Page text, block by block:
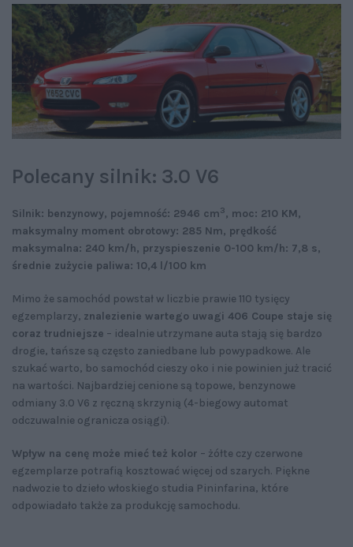
Polecany silnik: 3.0 V6
Silnik: benzynowy, pojemność: 2946 cm3, moc: 210 KM,
maksymalny moment obrotowy: 285 Nm, prędkość
maksymalna: 240 km/h, przyspieszenie 0-100 km/h: 7,8 s,
średnie zużycie paliwa: 10,4 l/100 km
Mimo że samochód powstał w liczbie prawie 110 tysięcy
egzemplarzy, znalezienie wartego uwagi 406 Coupe staje się
coraz trudniejsze – idealnie utrzymane auta stają się bardzo
drogie, tańsze są często zaniedbane lub powypadkowe. Ale
szukać warto, bo samochód cieszy oko i nie powinien już tracić
na wartości. Najbardziej cenione są topowe, benzynowe
odmiany 3.0 V6 z ręczną skrzynią (4-biegowy automat
odczuwalnie ogranicza osiągi).
Wpływ na cenę może mieć też kolor – żółte czy czerwone
egzemplarze potrafią kosztować więcej od szarych. Piękne
nadwozie to dzieło włoskiego studia Pininfarina, które
odpowiadało także za produkcję samochodu.